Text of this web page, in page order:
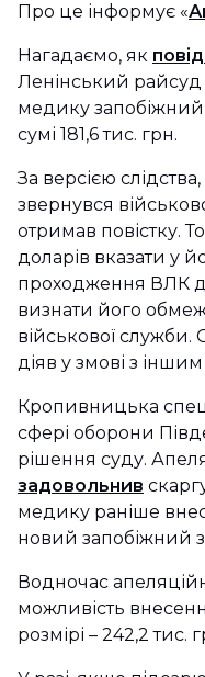
Про це інформує «
Нагадаємо, як
Ленінський
медику запобіжний
сумі 181,6 тис. грн.
За версією
звернувся
отримав повістку.
доларів вказати у
проходження ВЛК
визнати його
військової
діяв у змові з
Кропивницька
сфері оборони
рішення суду.
задовольнив
медику раніше
новий запобіжний
Водночас
можливість
розмірі – 242,2 тис.